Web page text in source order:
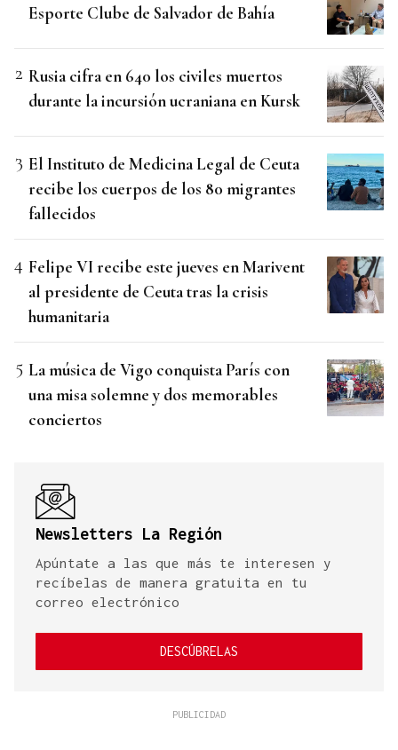
Esporte Clube de Salvador de Bahía
Rusia cifra en 640 los civiles muertos
durante la incursión ucraniana en Kursk
El Instituto de Medicina Legal de Ceuta
recibe los cuerpos de los 80 migrantes
fallecidos
Felipe VI recibe este jueves en Marivent
al presidente de Ceuta tras la crisis
humanitaria
La música de Vigo conquista París con
una misa solemne y dos memorables
conciertos
Newsletters La Región
Apúntate a las que más te interesen y
recíbelas de manera gratuita en tu
correo electrónico
DESCÚBRELAS